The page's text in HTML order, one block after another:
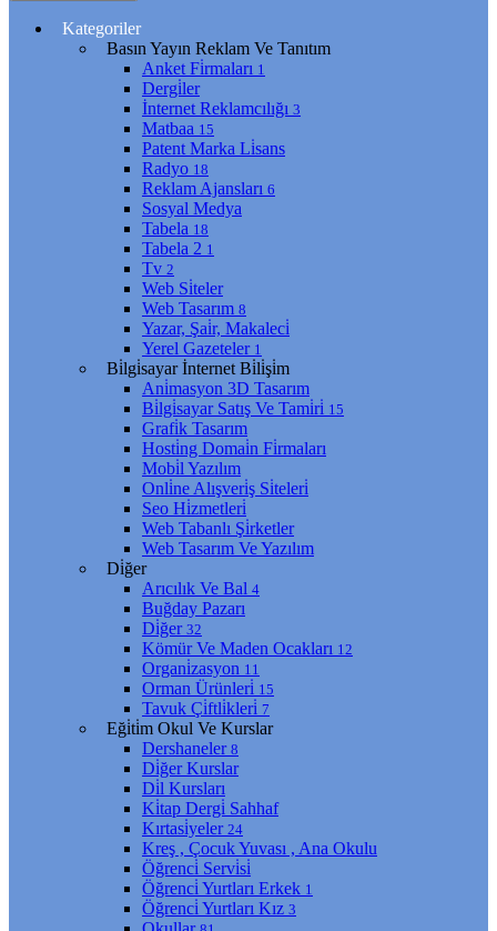
Kategoriler
Basın Yayın Reklam Ve Tanıtım
Anket Fi̇rmaları 1
Dergi̇ler
İnternet Reklamcılığı 3
Matbaa 15
Patent Marka Li̇sans
Radyo 18
Reklam Ajansları 6
Sosyal Medya
Tabela 18
Tabela 2 1
Tv 2
Web Si̇teler
Web Tasarım 8
Yazar, Şai̇r, Makaleci̇
Yerel Gazeteler 1
Bi̇lgi̇sayar İnternet Bi̇li̇şi̇m
Ani̇masyon 3D Tasarım
Bi̇lgi̇sayar Satış Ve Tami̇ri̇ 15
Grafi̇k Tasarım
Hosti̇ng Domai̇n Fi̇rmaları
Mobi̇l Yazılım
Onli̇ne Alışveri̇ş Si̇teleri̇
Seo Hi̇zmetleri̇
Web Tabanlı Şi̇rketler
Web Tasarım Ve Yazılım
Di̇ğer
Arıcılık Ve Bal 4
Buğday Pazarı
Di̇ğer 32
Kömür Ve Maden Ocakları 12
Organi̇zasyon 11
Orman Ürünleri̇ 15
Tavuk Çi̇ftli̇kleri̇ 7
Eği̇ti̇m Okul Ve Kurslar
Dershaneler 8
Di̇ğer Kurslar
Di̇l Kursları
Ki̇tap Dergi̇ Sahhaf
Kırtasi̇yeler 24
Kreş , Çocuk Yuvası , Ana Okulu
Öğrenci̇ Servi̇si̇
Öğrenci̇ Yurtları Erkek 1
Öğrenci̇ Yurtları Kız 3